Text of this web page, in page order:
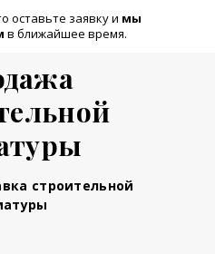
оставьте заявку и мы
в ближайшее время.
строительной